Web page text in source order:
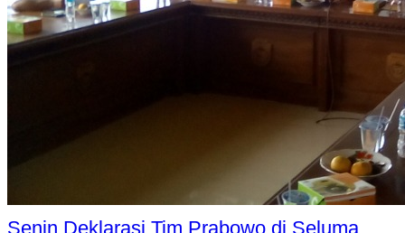
Senin Deklarasi Tim Prabowo di Seluma